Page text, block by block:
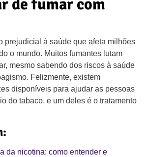
de fumar com
prejudicial à saúde que afeta milhões
o mundo. Muitos fumantes lutam
mesmo sabendo dos riscos à saúde
Felizmente, existem
disponíveis para ajudar as pessoas
do tabaco, e um deles é o tratamento
da nicotina: como entender e